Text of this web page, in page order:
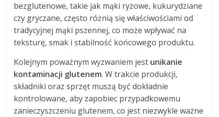
bezglutenowe, takie jak mąki ryżowe, kukurydziane
czy gryczane, często różnią się właściwościami od
tradycyjnej mąki pszennej, co może wpływać na
teksturę, smak i stabilność końcowego produktu.
Kolejnym poważnym wyzwaniem jest unikanie
kontaminacji glutenem. W trakcie produkcji,
składniki oraz sprzęt muszą być dokładnie
kontrolowane, aby zapobiec przypadkowemu
zanieczyszczeniu glutenem, co jest niezwykle ważne